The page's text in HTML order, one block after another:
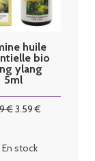
huile
bio
ylang
5ml
€3.59€
En stock